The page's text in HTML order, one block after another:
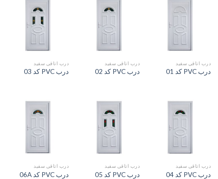
درب اتاقی سفید
درب PVC کد 01
درب اتاقی سفید
درب PVC کد 02
درب اتاقی سفید
درب PVC کد 03
درب اتاقی سفید
درب PVC کد 04
درب اتاقی سفید
درب PVC کد 05
درب اتاقی سفید
درب PVC کد 06A